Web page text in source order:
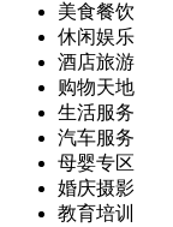
美食餐饮
休闲娱乐
酒店旅游
购物天地
生活服务
汽车服务
母婴专区
婚庆摄影
教育培训